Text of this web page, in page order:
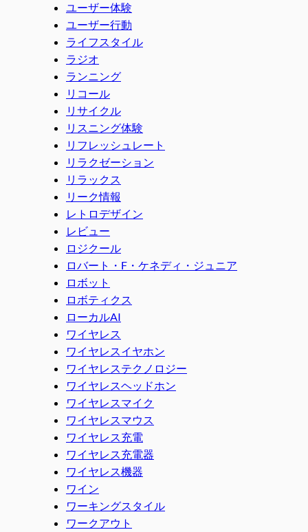
ユーザー体験
ユーザー行動
ライフスタイル
ラジオ
ランニング
リコール
リサイクル
リスニング体験
リフレッシュレート
リラクゼーション
リラックス
リーク情報
レトロデザイン
レビュー
ロジクール
ロバート・F・ケネディ・ジュニア
ロボット
ロボティクス
ローカルAI
ワイヤレス
ワイヤレスイヤホン
ワイヤレステクノロジー
ワイヤレスヘッドホン
ワイヤレスマイク
ワイヤレスマウス
ワイヤレス充電
ワイヤレス充電器
ワイヤレス機器
ワイン
ワーキングスタイル
ワークアウト